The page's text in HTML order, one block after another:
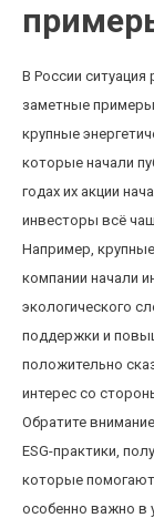
В России ситуация
заметные
крупные
которые начали
годах их акции
инвесторы всё
Например,
компании начали
экологического
поддержки и
положительно
интерес со
Обратите
ESG-практики,
которые
особенно важно в